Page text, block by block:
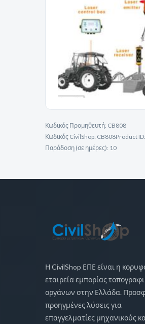
Κωδικός Προμηθευτή: CB808
Κωδικός CivilShop: CB808Product ID:
Παράδοση (σε ημέρες): 10
Η CivilShop ΕΠΕ είναι η
εταιρεία εμπορίας
οργάνων στην Ελλάδα.
προηγμένες λύσεις για
επαγγελματίες μηχανικούς